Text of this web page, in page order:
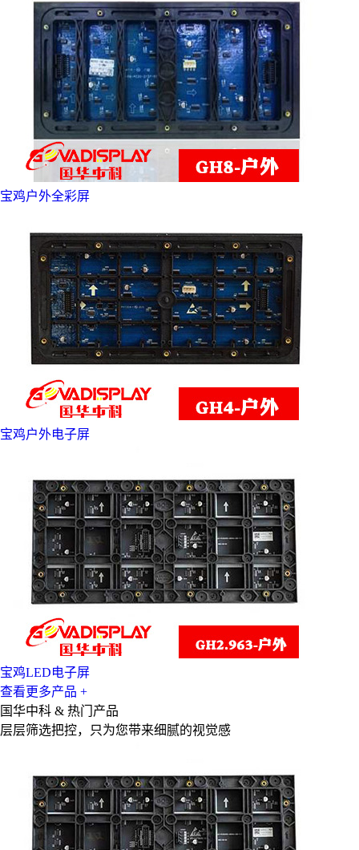
宝鸡户外全彩屏
宝鸡户外电子屏
宝鸡LED电子屏
查看更多产品 +
国华中科 & 热门产品
层层筛选把控，只为您带来细腻的视觉感